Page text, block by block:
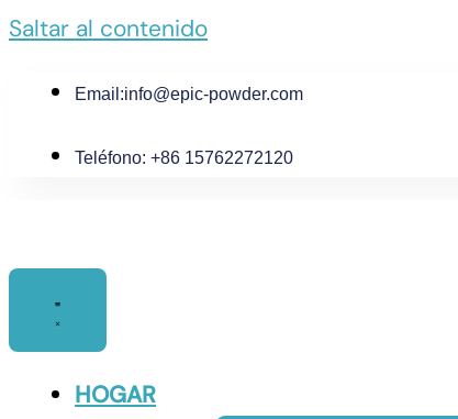
Saltar al contenido
Email:info@epic-powder.com
Teléfono: +86 15762272120
HOGAR